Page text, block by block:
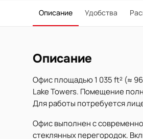
Описание Удобства
Описание
Офис площадью 1 035 ft² (≈
Lake Towers. Помещение
Для работы потребуется
Офис выполнен с
стеклянных перегородок.